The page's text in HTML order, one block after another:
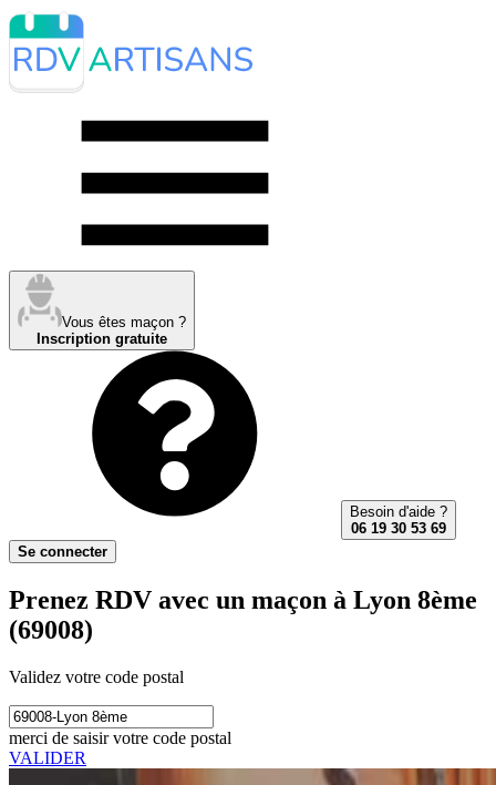
Vous êtes maçon ?
Inscription gratuite
Besoin d'aide ?
06 19 30 53 69
Se connecter
Prenez RDV avec un maçon à Lyon 8ème
(69008)
Validez votre code postal
merci de saisir votre code postal
VALIDER